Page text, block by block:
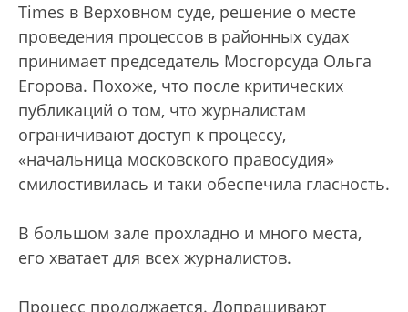
Times в Верховном суде, решение о месте
проведения процессов в районных судах
принимает председатель Мосгорсуда Ольга
Егорова. Похоже, что после критических
публикаций о том, что журналистам
ограничивают доступ к процессу,
«начальница московского правосудия»
смилостивилась и таки обеспечила гласность.
В большом зале прохладно и много места,
его хватает для всех журналистов.
Процесс продолжается. Допрашивают